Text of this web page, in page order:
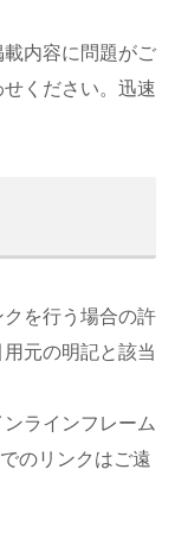
内容に問題がご
ください。迅速
を行う場合の許
元の明記と該当
ラインフレーム
のリンクはご遠